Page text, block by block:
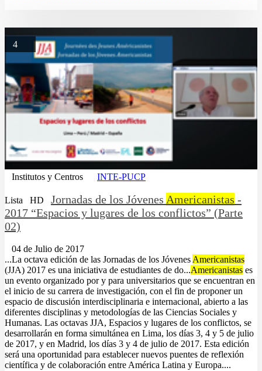
4
Institutos y Centros INTE-PUCP
Lista HD Jornadas de los Jóvenes Americanistas -
2017 “Espacios y lugares de los conflictos” (Parte
02)
04 de Julio de 2017
...La octava edición de las Jornadas de los Jóvenes Americanistas
(JJA) 2017 es una iniciativa de estudiantes de do...Americanistas es
un evento organizado por y para universitarios que se encuentran en
el inicio de su carrera de investigación, con el fin de proponer un
espacio de discusión interdisciplinaria e internacional, abierto a las
diferentes disciplinas y metodologías de las Ciencias Sociales y
Humanas. Las octavas JJA, Espacios y lugares de los conflictos, se
desarrollarán en forma simultánea en Lima, los días 3, 4 y 5 de julio
de 2017, y en Madrid, los días 3 y 4 de julio de 2017. Esta edición
será una oportunidad para establecer nuevos puentes de reflexión
científica y de colaboración entre América Latina y Europa....